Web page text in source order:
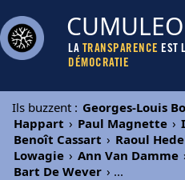
CUMULEO
LA TRANSPARENCE EST
DÉMOCRATIE
Ils buzzent : Georges-Louis
Happart › Paul Magnette ›
Benoît Cassart › Raoul
Lowagie › Ann Van Damme
Bart De Wever › ...